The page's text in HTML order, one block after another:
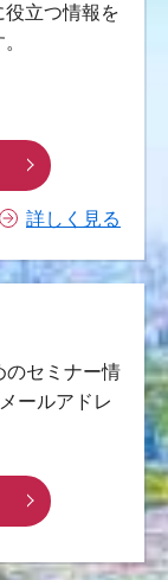
役立つ情報を
詳しく見る
のセミナー情
ールアドレ